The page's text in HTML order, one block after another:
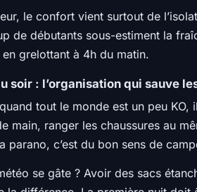
le confort vient surtout de
de débutants sous-estiment la
grelottant à 4h du matin.
soir : l’organisation qui sauve
tout le monde est un peu
main, ranger les chaussures au
parano, c’est du bon sens de
se gâte ? Avoir des sacs